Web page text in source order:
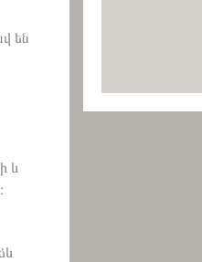
են
և